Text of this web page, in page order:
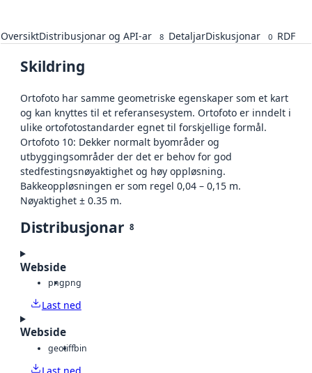
OversiktDistribusjonar og API-ar 8 DetaljarDiskusjonar 0 RDF
Skildring
Ortofoto har samme geometriske egenskaper som et kart
og kan knyttes til et referansesystem. Ortofoto er inndelt i
ulike ortofotostandarder egnet til forskjellige formål.
Ortofoto 10: Dekker normalt byområder og
utbyggingsområder der det er behov for god
stedfestingsnøyaktighet og høy oppløsning.
Bakkeoppløsningen er som regel 0,04 – 0,15 m.
Nøyaktighet ± 0.35 m.
Distribusjonar 8
Webside
pngpng
Last ned
Webside
geotiffbin